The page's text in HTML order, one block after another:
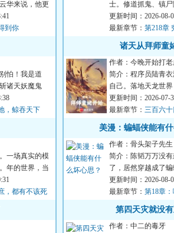
华来说，他更
到你
怕！我是道
诸天妖魔鬼
...
，鲸吞天下
一场真实的模
年的世界，当
，都有不该死
士。修道抓鬼、镇
怪。炼丹符箓、仙神
更新时间：2026-08-
最新章节： 第218章
诸天从拜师童
作者：今晚开始打
简介：程序员陆青
自己。落地天龙世
一点就通，心法一看
更新时间：2026-07-
最新章节： 三百六
局）
美漫：蝙蝠侠能有
作者：骨头架子先生
简介：陈韬万万没
了，居然穿越成了
蝙蝠侠聪明绝顶，智
更新时间：2026-08-
最新章节： 第18章
行家
第四天灾就没
作者：中二的毒牙